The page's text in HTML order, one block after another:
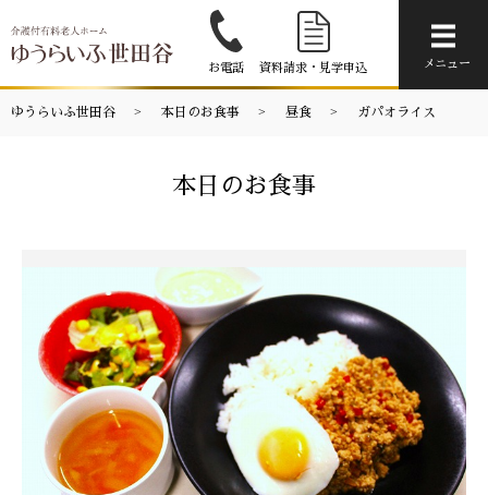
お電話 資料請求・見学申込 メニュー
ゆうらいふ世田谷 本日のお食事 昼食 ガパオライス
本日のお食事